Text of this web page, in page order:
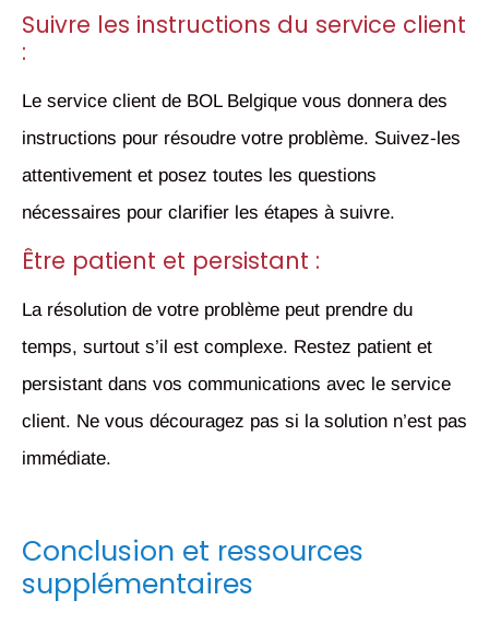
Suivre les instructions du service client
:
Le service client de BOL Belgique vous donnera des
instructions pour résoudre votre problème. Suivez-les
attentivement et posez toutes les questions
nécessaires pour clarifier les étapes à suivre.
Être patient et persistant :
La résolution de votre problème peut prendre du
temps, surtout s’il est complexe. Restez patient et
persistant dans vos communications avec le service
client. Ne vous découragez pas si la solution n’est pas
immédiate.
Conclusion et ressources
supplémentaires